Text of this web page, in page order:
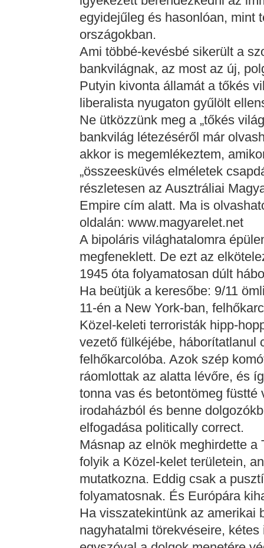
egyidejűleg és hasonlóan, mint
országokban.
Ami többé-kevésbé sikerült a
bankvilágnak, az most az új,
Putyin kivonta államát a tőkés
liberalista nyugaton gyűlölt
Ne ütközzünk meg a „tőkés
bankvilág létezéséről már
akkor is megemlékeztem,
„összeesküvés elméletek
részletesen az Ausztráliai
Empire cím alatt. Ma is
oldalán: www.magyarelet.net
A bipoláris világhatalomra
megfeneklett. De ezt az
1945 óta folyamatosan dúlt
Ha beütjük a keresőbe: 9/11
11-én a New York-ban,
Közel-keleti terroristák hipp-
vezető fülkéjébe, háborítatlanul
felhőkarcolóba. Azok szép
ráomlottak az alatta lévőre, és
tonna vas és betontömeg
irodaházból és benne
elfogadása politically correct.
Másnap az elnök meghirdette
folyik a Közel-kelet területein,
mutatkozna. Eddig csak a
folyamatosnak. És Európára
Ha visszatekintünk az amerikai
nagyhatalmi törekvéseire,